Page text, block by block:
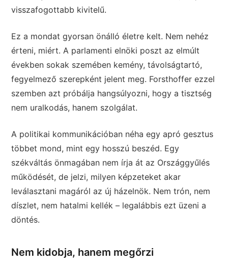
visszafogottabb kivitelű.
Ez a mondat gyorsan önálló életre kelt. Nem nehéz
érteni, miért. A parlamenti elnöki poszt az elmúlt
években sokak szemében kemény, távolságtartó,
fegyelmező szerepként jelent meg. Forsthoffer ezzel
szemben azt próbálja hangsúlyozni, hogy a tisztség
nem uralkodás, hanem szolgálat.
A politikai kommunikációban néha egy apró gesztus
többet mond, mint egy hosszú beszéd. Egy
székváltás önmagában nem írja át az Országgyűlés
működését, de jelzi, milyen képzeteket akar
leválasztani magáról az új házelnök. Nem trón, nem
díszlet, nem hatalmi kellék – legalábbis ezt üzeni a
döntés.
Nem kidobja, hanem megőrzi